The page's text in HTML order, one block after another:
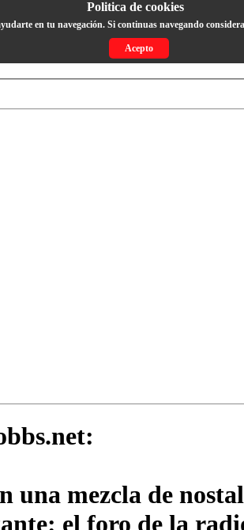
Politica de cookies
en tu navegación. Si continuas navegando
Acepto
una mezcla de
el foro de la